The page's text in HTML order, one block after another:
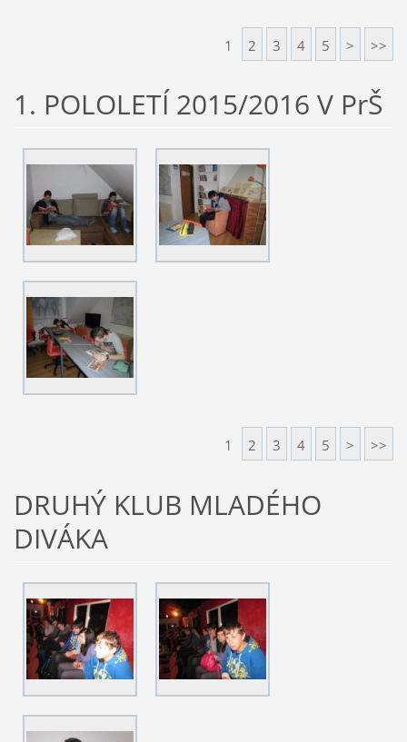
1 2 3 4 5 > >>
1. POLOLETÍ 2015/2016 V PrŠ
1 2 3 4 5 > >>
DRUHÝ KLUB MLADÉHO
DIVÁKA